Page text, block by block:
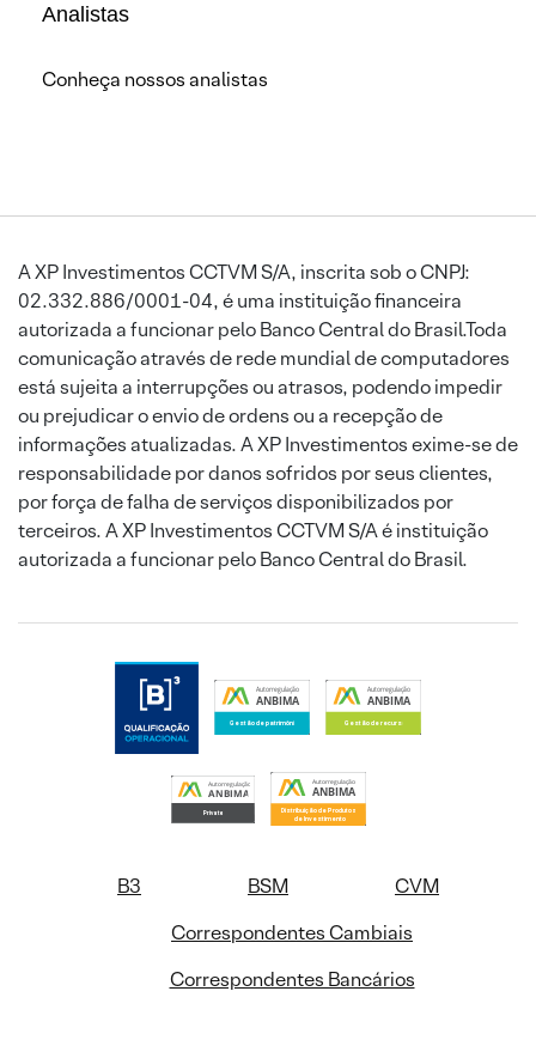
Analistas
Conheça nossos analistas
A XP Investimentos CCTVM S/A, inscrita sob o CNPJ:
02.332.886/0001-04, é uma instituição financeira
autorizada a funcionar pelo Banco Central do Brasil.Toda
comunicação através de rede mundial de computadores
está sujeita a interrupções ou atrasos, podendo impedir
ou prejudicar o envio de ordens ou a recepção de
informações atualizadas. A XP Investimentos exime-se de
responsabilidade por danos sofridos por seus clientes,
por força de falha de serviços disponibilizados por
terceiros. A XP Investimentos CCTVM S/A é instituição
autorizada a funcionar pelo Banco Central do Brasil.
B3 BSM
CVM
Correspondentes Cambiais
Correspondentes Bancários